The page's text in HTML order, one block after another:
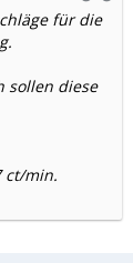
für die
sollen diese
ct/min.